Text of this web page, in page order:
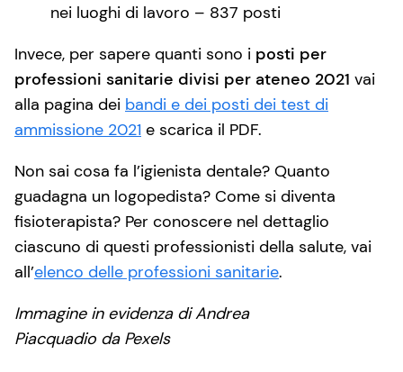
nei luoghi di lavoro – 837 posti
Invece, per sapere quanti sono i posti per
professioni sanitarie divisi per ateneo 2021 vai
alla pagina dei bandi e dei posti dei test di
ammissione 2021 e scarica il PDF.
Non sai cosa fa l’igienista dentale? Quanto
guadagna un logopedista? Come si diventa
fisioterapista? Per conoscere nel dettaglio
ciascuno di questi professionisti della salute, vai
all’elenco delle professioni sanitarie.
Immagine in evidenza di Andrea
Piacquadio da Pexels